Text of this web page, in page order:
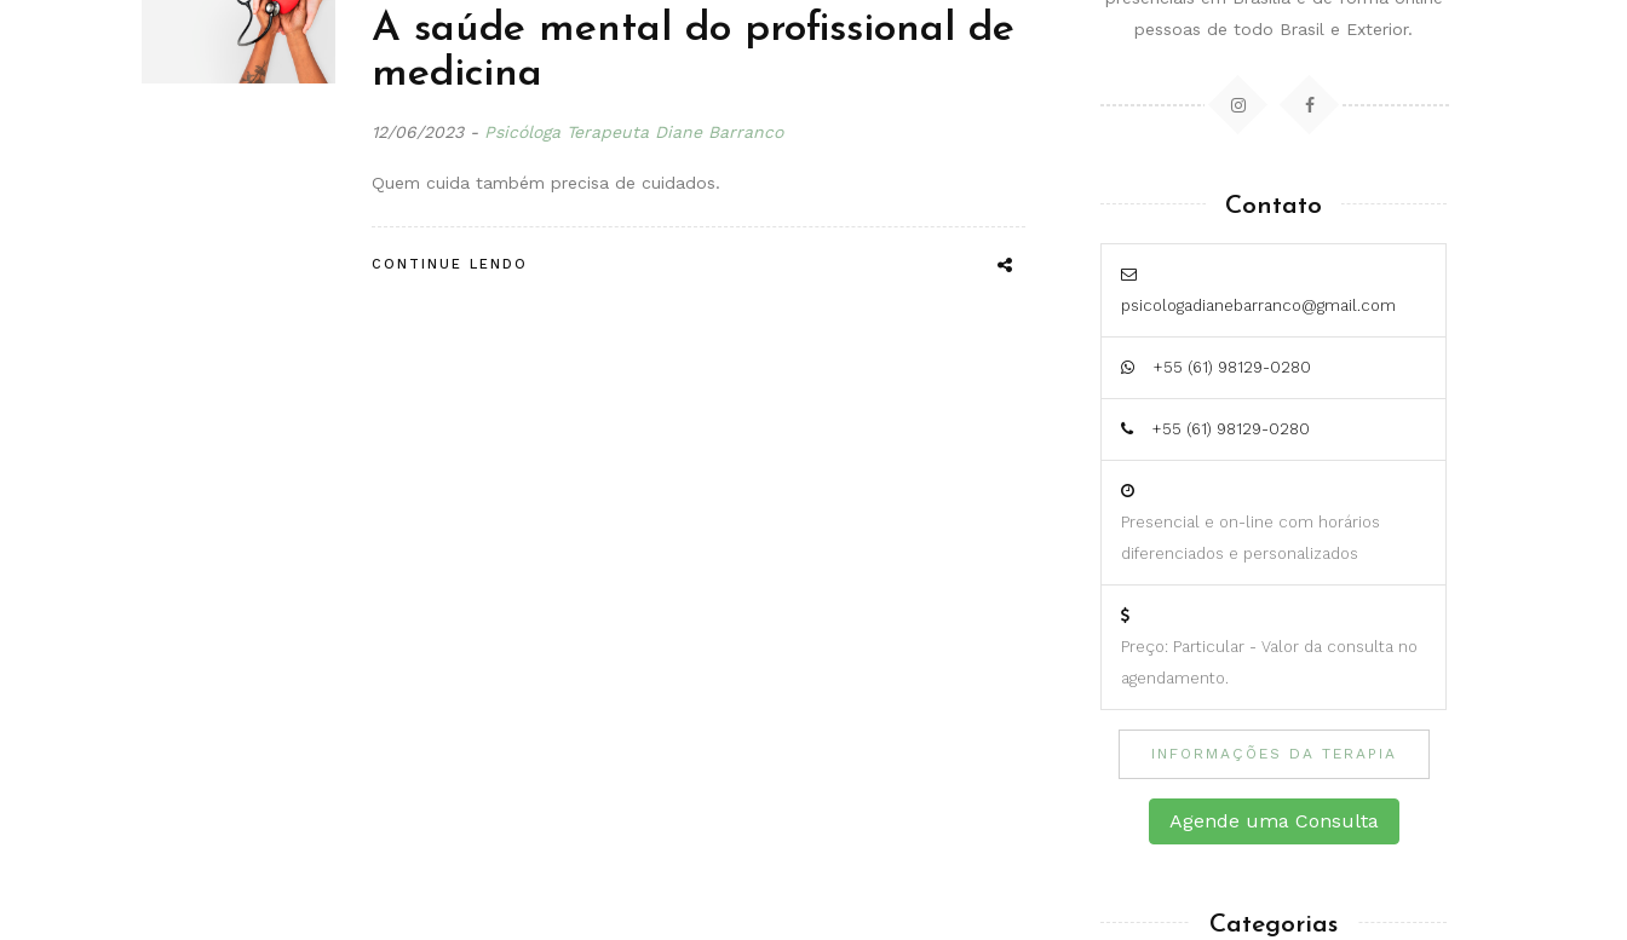
A saúde mental do profissional de
medicina
12/06/2023 - Psicóloga Terapeuta Diane Barranco
Quem cuida também precisa de cuidados.
CONTINUE LENDO
pessoas de todo Brasil e Exterior.
Contato
psicologadianebarranco@gmail.com
+55 (61) 98129-0280
+55 (61) 98129-0280
Presencial e on-line com horários
diferenciados e personalizados
Preço: Particular - Valor da consulta no
agendamento.
INFORMAÇÕES DA TERAPIA
Agende uma Consulta
Categorias